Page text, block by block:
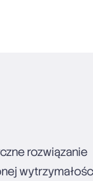
rozwiązanie